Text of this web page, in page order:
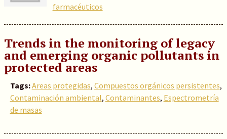
farmacéuticos
Trends in the monitoring of legacy
and emerging organic pollutants in
protected areas
Tags:Areas protegidas, Compuestos orgánicos persistentes,
Contaminación ambiental, Contaminantes, Espectrometría
de masas